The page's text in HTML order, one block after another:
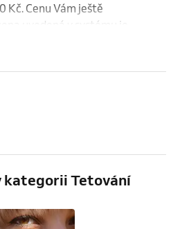
Kč. Cenu Vám ještě
uvedená v systému je
je pouze orientační.
kategorii Tetování